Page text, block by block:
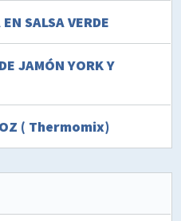
SALSA VERDE
JAMÓN YORK Y
( Thermomix)